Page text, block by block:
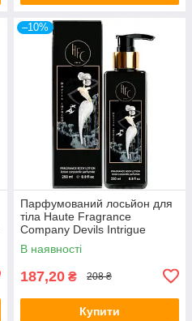
–10%
Парфумований лосьйон для
тіла Haute Fragrance
Company Devils Intrigue
Exclusive EURO 250 мл
В наявності
187,20 ₴ 208 ₴
Купити